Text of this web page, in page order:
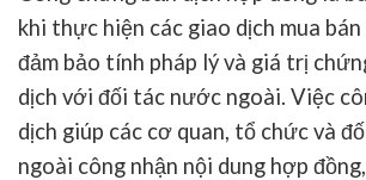
khi thực hiện các giao dịch mua
đảm bảo tính pháp lý và giá trị
dịch với đối tác nước ngoài. Việc
dịch giúp các cơ quan, tổ chức và
ngoài công nhận nội dung hợp